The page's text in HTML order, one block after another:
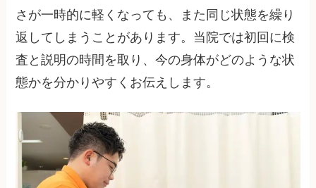
さが一時的に軽くなっても、また同じ状態を繰り
返してしまうことがあります。当院では初回に検
査と説明の時間を取り、今の身体がどのような状
態かを分かりやすくお伝えします。